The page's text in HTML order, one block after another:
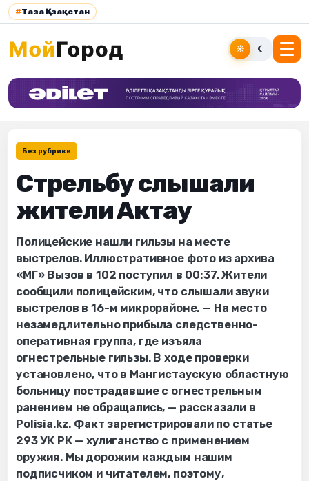
#Таза Қазақстан
☀ ☾
Без рубрики
Стрельбу слышали
жители Актау
Полицейские нашли гильзы на месте
выстрелов. Иллюстративное фото из архива
«МГ» Вызов в 102 поступил в 00:37. Жители
сообщили полицейским, что слышали звуки
выстрелов в 16-м микрорайоне. — На место
незамедлительно прибыла следственно-
оперативная группа, где изъяла
огнестрельные гильзы. В ходе проверки
установлено, что в Мангистаускую областную
больницу пострадавшие с огнестрельным
ранением не обращались, — рассказали в
Polisia.kz. Факт зарегистрировали по статье
293 УК РК — хулиганство с применением
оружия. Мы дорожим каждым нашим
подписчиком и читателем, поэтому,